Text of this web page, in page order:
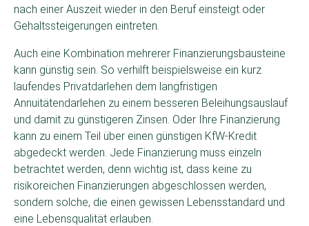
nach einer Auszeit wieder in den Beruf einsteigt oder
Gehaltssteigerungen eintreten.
Auch eine Kombination mehrerer Finanzierungsbausteine
kann günstig sein. So verhilft beispielsweise ein kurz
laufendes Privatdarlehen dem langfristigen
Annuitätendarlehen zu einem besseren Beleihungsauslauf
und damit zu günstigeren Zinsen. Oder Ihre Finanzierung
kann zu einem Teil über einen günstigen KfW-Kredit
abgedeckt werden. Jede Finanzierung muss einzeln
betrachtet werden, denn wichtig ist, dass keine zu
risikoreichen Finanzierungen abgeschlossen werden,
sondern solche, die einen gewissen Lebensstandard und
eine Lebensqualität erlauben.